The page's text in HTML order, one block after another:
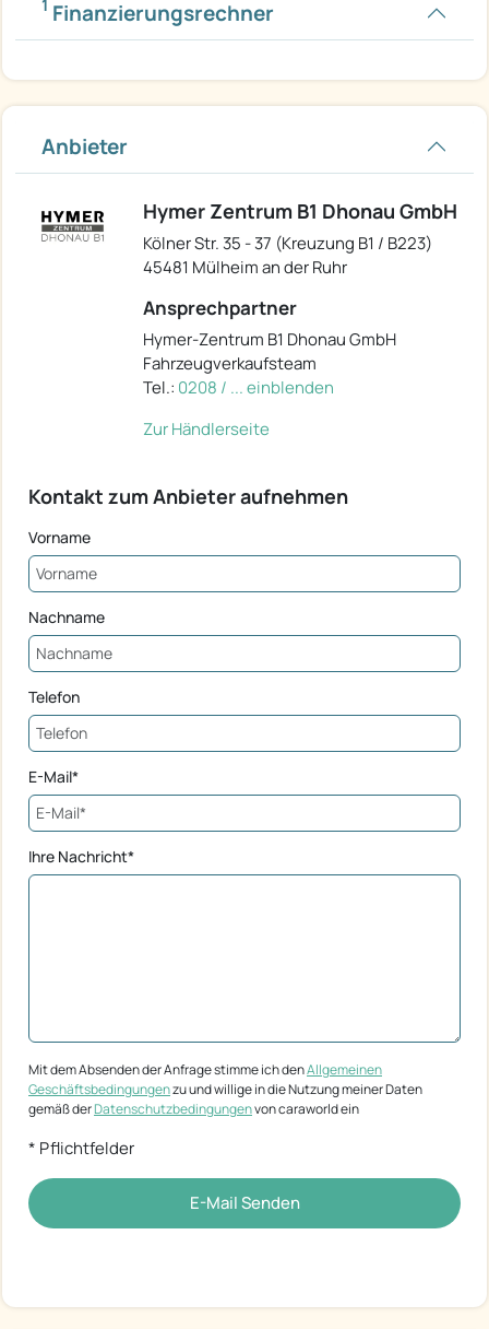
1 Finanzierungsrechner
Anbieter
Hymer Zentrum B1 Dhonau GmbH
Kölner Str. 35 - 37 (Kreuzung B1 / B223)
45481 Mülheim an der Ruhr
Ansprechpartner
Hymer-Zentrum B1 Dhonau GmbH
Fahrzeugverkaufsteam
Tel.: 0208 / ... einblenden
Zur Händlerseite
Kontakt zum Anbieter aufnehmen
Vorname
Nachname
Telefon
E-Mail*
Ihre Nachricht*
Mit dem Absenden der Anfrage stimme ich denAllgemeinen
Geschäftsbedingungenzu und willige in die Nutzung meiner Daten
gemäß derDatenschutzbedingungenvon caraworld ein
* Pflichtfelder
E-Mail Senden